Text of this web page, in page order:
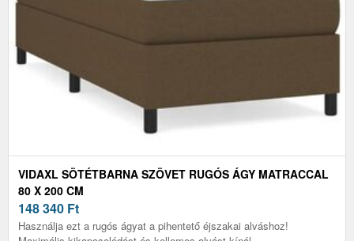
VIDAXL SÖTÉTBARNA SZÖVET RUGÓS ÁGY MATRACCAL
80 X 200 CM
148 340 Ft
Használja ezt a rugós ágyat a pihentető éjszakai alváshoz!